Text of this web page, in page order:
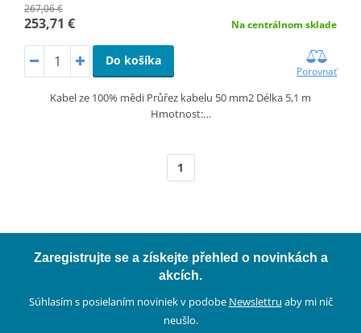
267,06 €
253,71 € Na centrálnom sklade
Do košíka
Porovnať
Kabel ze 100% mědi Průřez kabelu 50 mm2 Délka 5,1 m
Hmotnost:…
1
Zaregistrujte se a získejte přehled o novinkách a
akcích.
Súhlasím s posielaním noviniek v podobe Newslettru aby mi nič
neušlo.